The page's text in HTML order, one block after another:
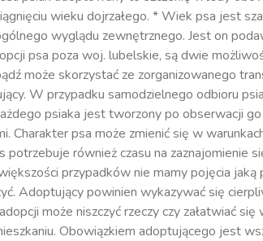
wieku dojrzałego. * Wiek psa jest
wyglądu zewnętrznego. Jest on
psa poza woj. lubelskie, są dwie
może skorzystać ze zorganizowanego
W przypadku samodzielnego odbioru
psiaka jest tworzony po obserwacji
Charakter psa może zmienić się w
potrzebuje również czasu na zaznajomienie
przypadków nie mamy pojęcia jaką
Adoptujący powinien wykazywać się
może niszczyć rzeczy czy załatwiać się
Obowiązkiem adoptującego jest